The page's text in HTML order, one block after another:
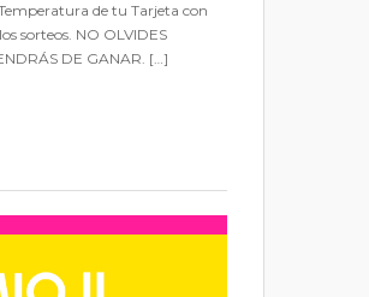
de tu Tarjeta con
sorteos. NO OLVIDES
DE GANAR. […]